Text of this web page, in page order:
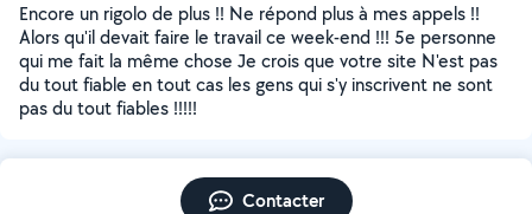
Encore un rigolo de plus !! Ne répond plus à mes appels !!
Alors qu'il devait faire le travail ce week-end !!! 5e personne
qui me fait la même chose Je crois que votre site N'est pas
du tout fiable en tout cas les gens qui s'y inscrivent ne sont
pas du tout fiables !!!!!
Contacter